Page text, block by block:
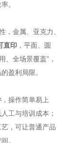
。
，金属、亚克力、
直印 ，平面、圆
、全场景覆盖”，
盈利局限。
，操作简单易上
工与培训成本；
，可让普通产品
。